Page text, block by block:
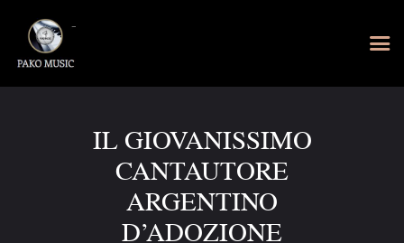
IL GIOVANISSIMO
CANTAUTORE
ARGENTINO
D’ADOZIONE